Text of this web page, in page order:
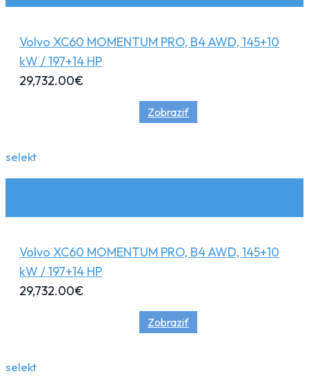
Volvo XC60 MOMENTUM PRO, B4 AWD, 145+10
kW / 197+14 HP
29,732.00€
Zobraziť
selekt
Volvo XC60 MOMENTUM PRO, B4 AWD, 145+10
kW / 197+14 HP
29,732.00€
Zobraziť
selekt